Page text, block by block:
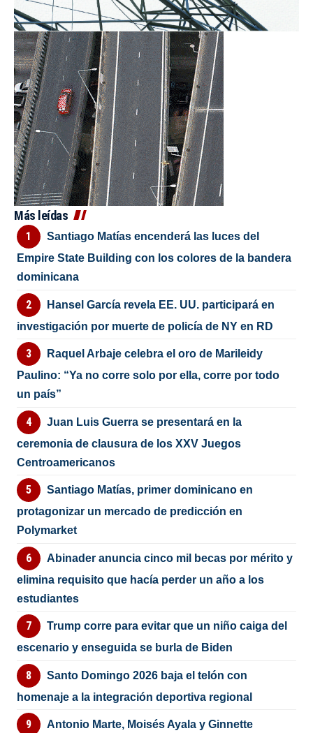
Más leídas
Santiago Matías encenderá las luces del
Empire State Building con los colores de la bandera
dominicana
Hansel García revela EE. UU. participará en
investigación por muerte de policía de NY en RD
Raquel Arbaje celebra el oro de Marileidy
Paulino: “Ya no corre solo por ella, corre por todo
un país”
Juan Luis Guerra se presentará en la
ceremonia de clausura de los XXV Juegos
Centroamericanos
Santiago Matías, primer dominicano en
protagonizar un mercado de predicción en
Polymarket
Abinader anuncia cinco mil becas por mérito y
elimina requisito que hacía perder un año a los
estudiantes
Trump corre para evitar que un niño caiga del
escenario y enseguida se burla de Biden
Santo Domingo 2026 baja el telón con
homenaje a la integración deportiva regional
Antonio Marte, Moisés Ayala y Ginnette